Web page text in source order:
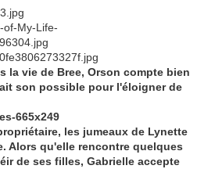
la vie de Bree, Orson compte bien
son possible pour l'éloigner de
les jumeaux de Lynette
Alors qu'elle rencontre quelques
de ses filles, Gabrielle accepte